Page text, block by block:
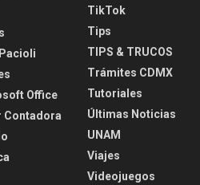
Office
Contadora
TikTok
Tips
TIPS & TRUCOS
Trámites CDMX
Tutoriales
Últimas Noticias
UNAM
Viajes
Videojuegos